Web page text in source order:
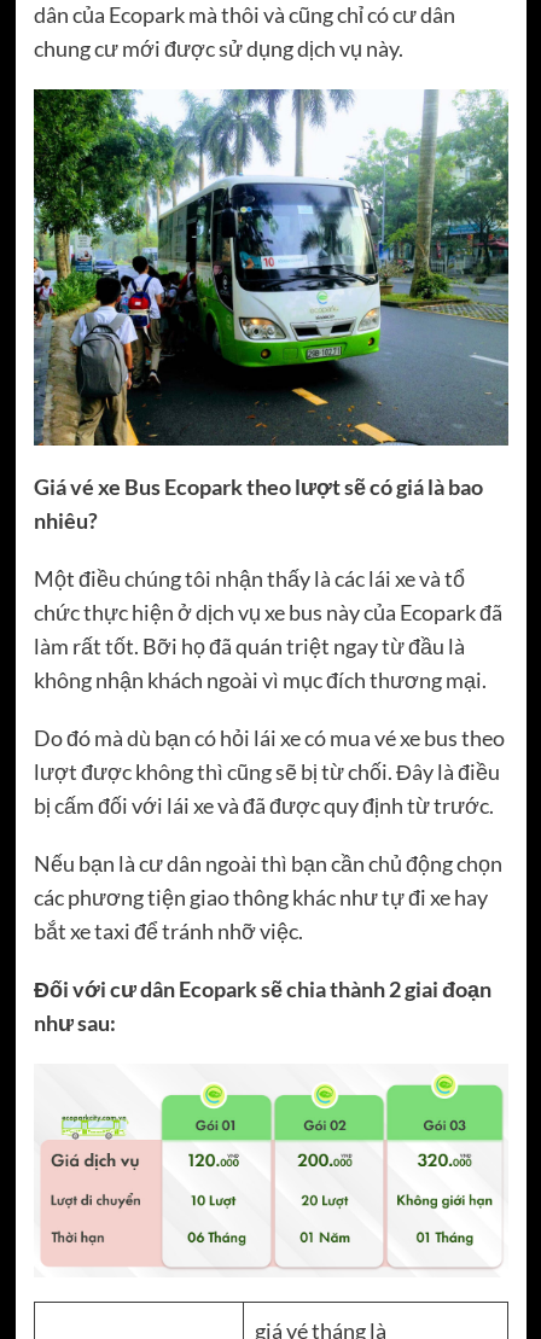
dân của Ecopark mà thôi và cũng chỉ có cư dân
chung cư mới được sử dụng dịch vụ này.
Giá vé xe Bus Ecopark theo lượt sẽ có giá là bao
nhiêu?
Một điều chúng tôi nhận thấy là các lái xe và tổ
chức thực hiện ở dịch vụ xe bus này của Ecopark đã
làm rất tốt. Bỡi họ đã quán triệt ngay từ đầu là
không nhận khách ngoài vì mục đích thương mại.
Do đó mà dù bạn có hỏi lái xe có mua vé xe bus theo
lượt được không thì cũng sẽ bị từ chối. Đây là điều
bị cấm đối với lái xe và đã được quy định từ trước.
Nếu bạn là cư dân ngoài thì bạn cần chủ động chọn
các phương tiện giao thông khác như tự đi xe hay
bắt xe taxi để tránh nhỡ việc.
Đối với cư dân Ecopark sẽ chia thành 2 giai đoạn
như sau:
giá vé tháng là